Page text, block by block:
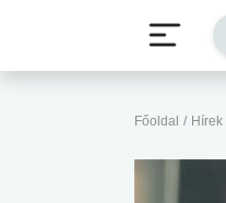
Főoldal / Hírek